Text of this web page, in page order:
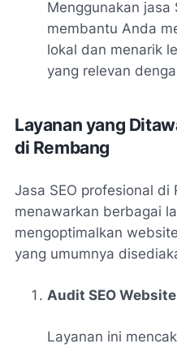
Menggunakan jasa
membantu Anda
lokal dan menarik
yang relevan
Layanan yang
di Rembang
Jasa SEO profesional di
menawarkan berbagai
mengoptimalkan
yang umumnya
Audit SEO Website
Layanan ini